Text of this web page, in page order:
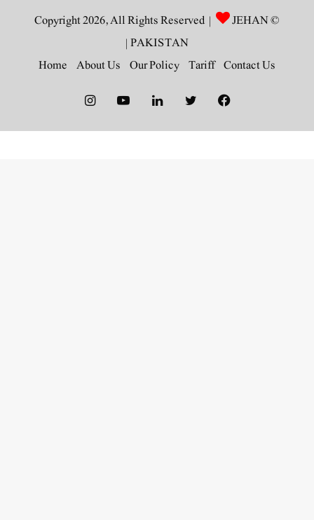
© Copyright 2026, All Rights Reserved |
JEHAN
PAKISTAN
|
Contact Us
Tariff
Our Policy
About Us
Home
Facebook
Twitter
LinkedIn
YouTube
Instagram